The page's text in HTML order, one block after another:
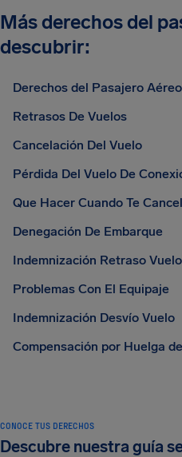
Más derechos del
descubrir:
Derechos del Pasajero Aéreo
Retrasos De Vuelos
Cancelación Del Vuelo
Pérdida Del Vuelo De
Que Hacer Cuando Te
Denegación De Embarque
Indemnización Retraso Vuelo
Problemas Con El Equipaje
Indemnización Desvío Vuelo
Compensación por Huelga
CONOCE TUS DERECHOS
Descubre nuestra guía